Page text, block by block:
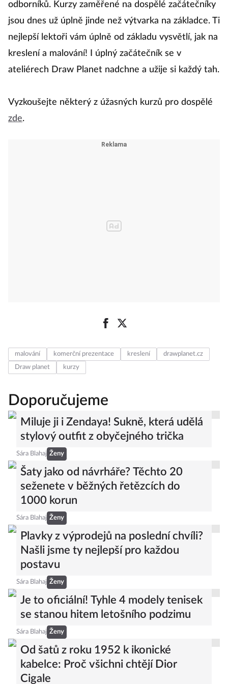
odborníků. Kurzy zaměřené na dospělé začátečníky
jsou dnes už úplně jinde než výtvarka na základce. Ti
nejlepší lektoři vám úplně od základu vysvětlí, jak na
kreslení a malování! I úplný začátečník se v
ateliérech Draw Planet nadchne a užije si každý tah.
Vyzkoušejte některý z úžasných kurzů pro dospělé
zde.
malování komerční prezentace kreslení
drawplanet.cz
Draw planet
kurzy
Doporučujeme
Miluje ji i Zendaya! Sukně, která udělá
stylový outfit z obyčejného trička
Sára Blahaj Ženy
Šaty jako od návrháře? Těchto 20
seženete v běžných řetězcích do
1000 korun
Sára Blahaj Ženy
Plavky z výprodejů na poslední chvíli?
Našli jsme ty nejlepší pro každou
postavu
Sára Blahaj Ženy
Je to oficiální! Tyhle 4 modely tenisek
se stanou hitem letošního podzimu
Sára Blahaj Ženy
Od šatů z roku 1952 k ikonické
kabelce: Proč všichni chtějí Dior
Cigale